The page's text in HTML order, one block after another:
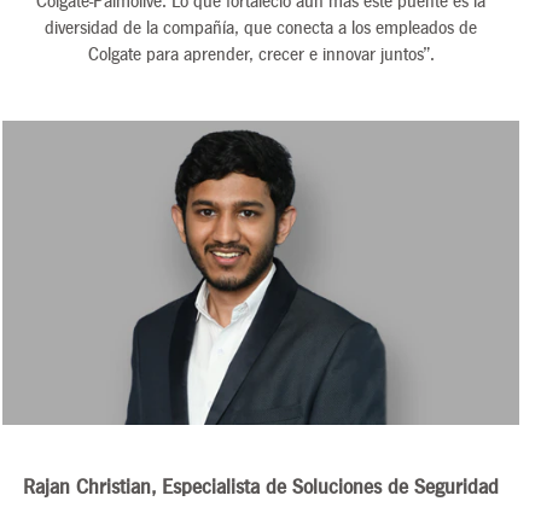
diversidad de la compañía, que conecta a los empleados de
Colgate para aprender, crecer e innovar juntos”.
Rajan Christian, Especialista de Soluciones de Seguridad